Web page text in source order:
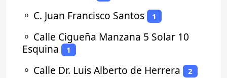
⚬ C. Juan Francisco Santos 1
⚬ Calle Cigueña Manzana 5 Solar 10
Esquina
1
⚬ Calle Dr. Luis Alberto de Herrera 2